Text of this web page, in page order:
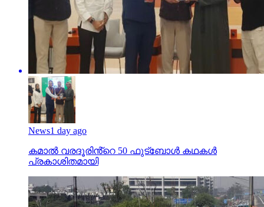
News1 day ago
കമാൽ വരദൂരിൻ്റെ 50 ഫുട്ബോൾ കഥകൾ
പ്രകാശിതമായി